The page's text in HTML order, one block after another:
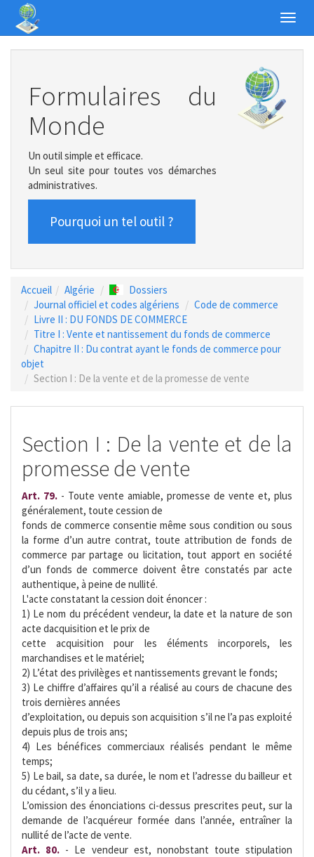
Formulaires du
Monde
Un outil simple et efficace.
Un seul site pour toutes vos démarches
administratives.
Pourquoi un tel outil ?
Accueil Algérie
Dossiers
Journal officiel et codes algériens
Code de commerce
Livre II : DU FONDS DE COMMERCE
Titre I : Vente et nantissement du fonds de commerce
Chapitre II : Du contrat ayant le fonds de commerce pour
objet
Section I : De la vente et de la promesse de vente
Section I : De la vente et de la
promesse de vente
Art. 79. - Toute vente amiable, promesse de vente et, plus
généralement, toute cession de
fonds de commerce consentie même sous condition ou sous
la forme d’un autre contrat, toute attribution de fonds de
commerce par partage ou licitation, tout apport en société
d’un fonds de commerce doivent être constatés par acte
authentique, à peine de nullité.
L'acte constatant la cession doit énoncer :
1) Le nom du précédent vendeur, la date et la nature de son
acte dacquisition et le prix de
cette acquisition pour les éléments incorporels, les
marchandises et le matériel;
2) L’état des privilèges et nantissements grevant le fonds;
3) Le chiffre d’affaires qu’il a réalisé au cours de chacune des
trois dernières années
d’exploitation, ou depuis son acquisition s’il ne l’a pas exploité
depuis plus de trois ans;
4) Les bénéfices commerciaux réalisés pendant le même
temps;
5) Le bail, sa date, sa durée, le nom et l’adresse du bailleur et
du cédant, s’il y a lieu.
L’omission des énonciations ci-dessus prescrites peut, sur la
demande de l’acquéreur formée dans l’année, entraîner la
nullité de l’acte de vente.
Art. 80. - Le vendeur est, nonobstant toute stipulation